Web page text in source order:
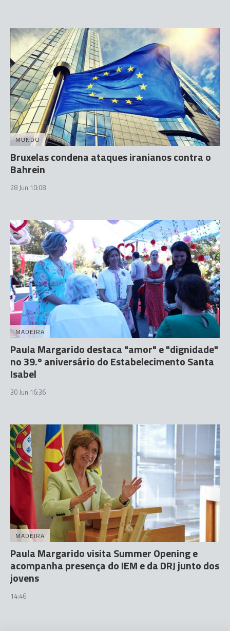
MUNDO
Bruxelas condena ataques iranianos contra o
Bahrein
28 Jun 10:08
MADEIRA
Paula Margarido destaca "amor" e "dignidade"
no 39.º aniversário do Estabelecimento Santa
Isabel
30 Jun 16:36
MADEIRA
Paula Margarido visita Summer Opening e
acompanha presença do IEM e da DRJ junto dos
jovens
14:46